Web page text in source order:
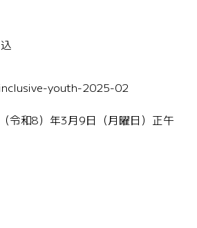
youth-2025-02
令和8）年3月9日（月曜日）正午